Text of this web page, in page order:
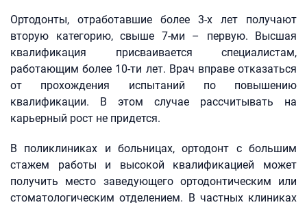
Ортодонты, отработавшие более 3-х лет получают
вторую категорию, свыше 7-ми – первую. Высшая
квалификация присваивается специалистам,
работающим более 10-ти лет. Врач вправе отказаться
от прохождения испытаний по повышению
квалификации. В этом случае рассчитывать на
карьерный рост не придется.
В поликлиниках и больницах, ортодонт с большим
стажем работы и высокой квалификацией может
получить место заведующего ортодонтическим или
стоматологическим отделением. В частных клиниках